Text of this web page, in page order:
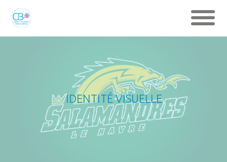
IDENTITÉ VISUELLE